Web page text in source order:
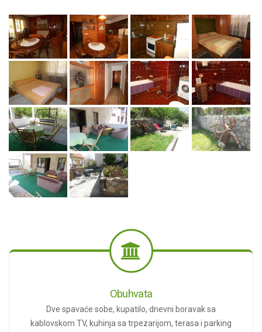
Obuhvata
Dve spavaće sobe, kupatilo, dnevni boravak sa
kablovskom TV, kuhinja sa trpezarijom, terasa i parking